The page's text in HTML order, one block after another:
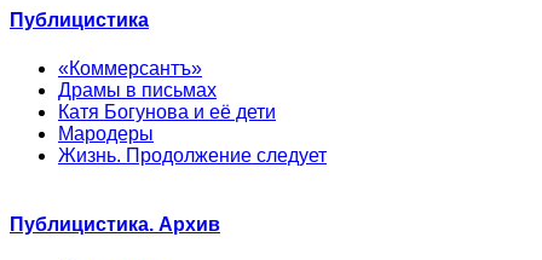
Публицистика
«Коммерсантъ»
Драмы в письмах
Катя Богунова и её дети
Мародеры
Жизнь. Продолжение следует
Публицистика. Архив